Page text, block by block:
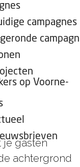
campagnes
op Voorne-
je gasten
achtergrond